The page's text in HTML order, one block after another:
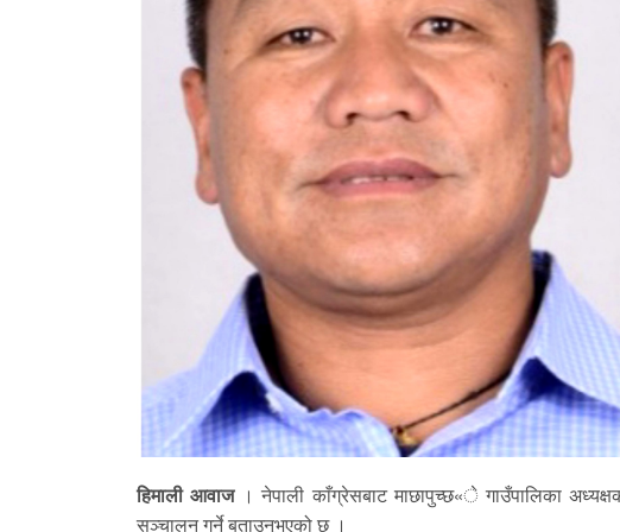
हिमाली आवाज। नेपाली काँग्रेसबाट माछापुच्छ«े गाउँपालिका
सञ्चालन गर्ने बताउनुभएको छ ।